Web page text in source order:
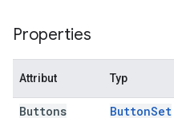
Properties
Attribut Typ
Buttons ButtonSet